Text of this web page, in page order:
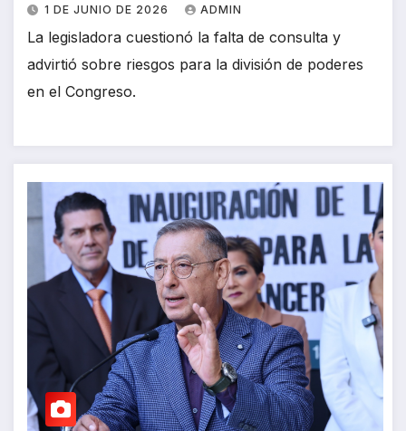
1 DE JUNIO DE 2026 ADMIN
La legisladora cuestionó la falta de consulta y
advirtió sobre riesgos para la división de poderes
en el Congreso.